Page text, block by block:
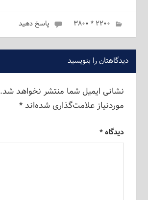
ژانویه 6, 2023
admin
۲۲۰۰ * ۳۸۰۰ پاسخ دهید
دیدگاهتان را بنویسید
نشانی ایمیل شما منتشر نخواهد شد.
موردنیاز علامت‌گذاری شده‌اند*
دیدگاه*